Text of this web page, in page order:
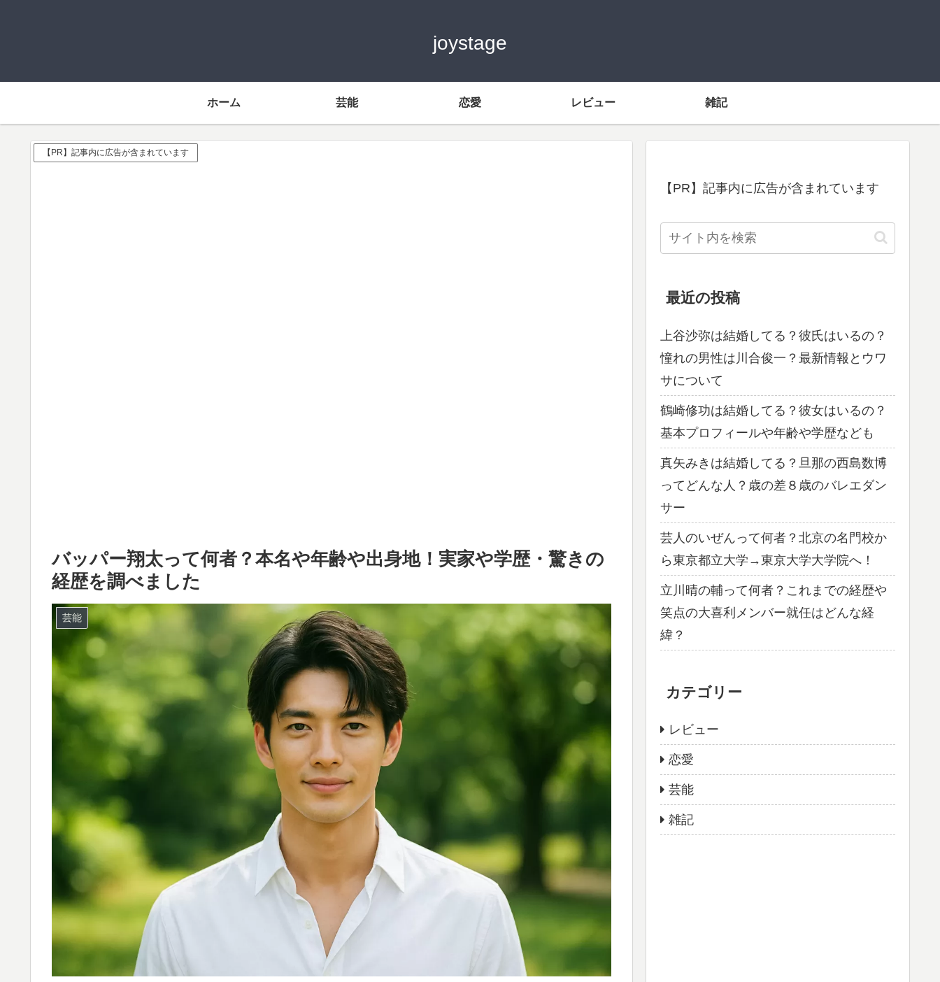
joystage
ホーム 芸能 恋愛 レビュー 雑記
【PR】記事内に広告が含まれています
バッパー翔太って何者？本名や年齢や出身地！実家や学歴・驚きの
経歴を調べました
芸能
【PR】記事内に広告が含まれています
最近の投稿
上谷沙弥は結婚してる？彼氏はいるの？
憧れの男性は川合俊一？最新情報とウワ
サについて
鶴崎修功は結婚してる？彼女はいるの？
基本プロフィールや年齢や学歴なども
真矢みきは結婚してる？旦那の西島数博
ってどんな人？歳の差８歳のバレエダン
サー
芸人のいぜんって何者？北京の名門校か
ら東京都立大学→東京大学大学院へ！
立川晴の輔って何者？これまでの経歴や
笑点の大喜利メンバー就任はどんな経
緯？
カテゴリー
レビュー
恋愛
芸能
雑記